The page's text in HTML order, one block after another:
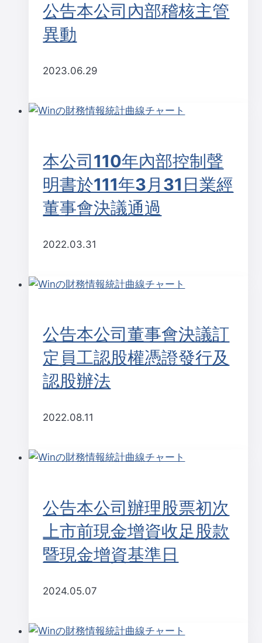
公告本公司內部稽核主管
異動
2023.06.29
本公司110年內部控制聲
明書於111年3月31日業經
董事會決議通過
2022.03.31
公告本公司董事會決議訂
定員工認股權憑證發行及
認股辦法
2022.08.11
公告本公司辦理股票初次
上市前現金增資收足股款
暨現金增資基準日
2024.05.07